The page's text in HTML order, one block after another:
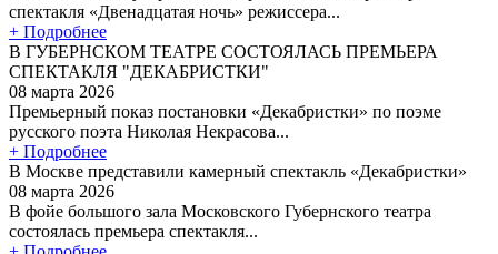
спектакля «Двенадцатая ночь» режиссера...
+ Подробнее
В ГУБЕРНСКОМ ТЕАТРЕ СОСТОЯЛАСЬ ПРЕМЬЕРА
СПЕКТАКЛЯ "ДЕКАБРИСТКИ"
08 марта 2026
Премьерный показ постановки «Декабристки» по поэме
русского поэта Николая Некрасова...
+ Подробнее
В Москве представили камерный спектакль «Декабристки»
08 марта 2026
В фойе большого зала Московского Губернского театра
состоялась премьера спектакля...